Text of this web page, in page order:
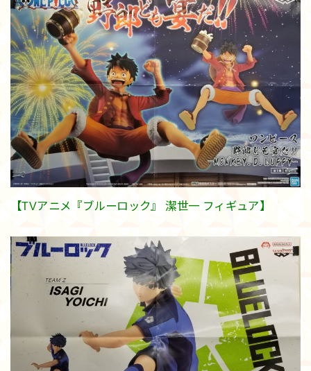
【TVアニメ『ブルーロック』 潔世一 フィギュア】